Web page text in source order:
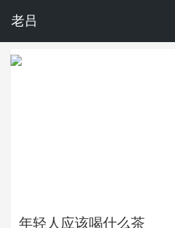
老吕
年轻人应该喝什么茶